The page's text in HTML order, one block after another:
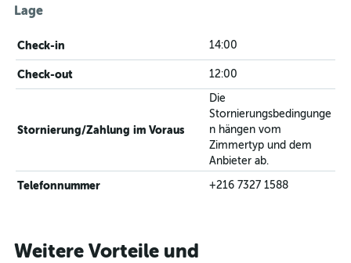
Lage
Check-in 14:00
Check-out 12:00
Stornierung/Zahlung im Voraus
Die
Stornierungsbedingunge
n hängen vom
Zimmertyp und dem
Anbieter ab.
Telefonnummer +216 7327 1588
Weitere Vorteile und